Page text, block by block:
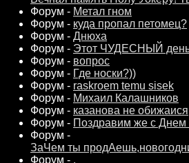
Форум - Метал гном
Форум - куда пропал петомец?
Форум - Днюха
Форум - Этот ЧУДЕСНЫЙ
Форум - вопрос
Форум - Где носки?))
Форум - raskroem temu sisek
Форум - Михаил Калашников
Форум - казанова не обижаися
Форум - Поздравим же с
Форум -
ЗаЧем ты
Форум - .